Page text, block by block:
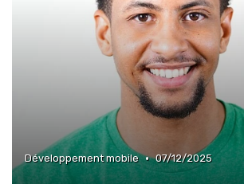
Développement mobile • 07/12/2025